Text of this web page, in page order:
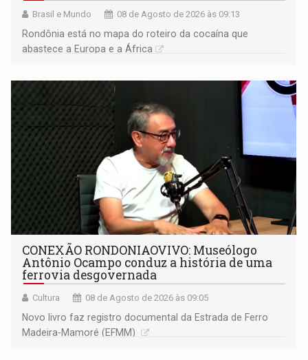
Brasil e Mundo 08 de Agosto de 2026 às 09:13
Rondônia está no mapa do roteiro da cocaína que
abastece a Europa e a África
CONEXÃO RONDONIAOVIVO: Museólogo
Antônio Ocampo conduz a história de uma
ferrovia desgovernada
Cultura 08 de Agosto de 2026 às 09:05
Novo livro faz registro documental da Estrada de Ferro
Madeira-Mamoré (EFMM)